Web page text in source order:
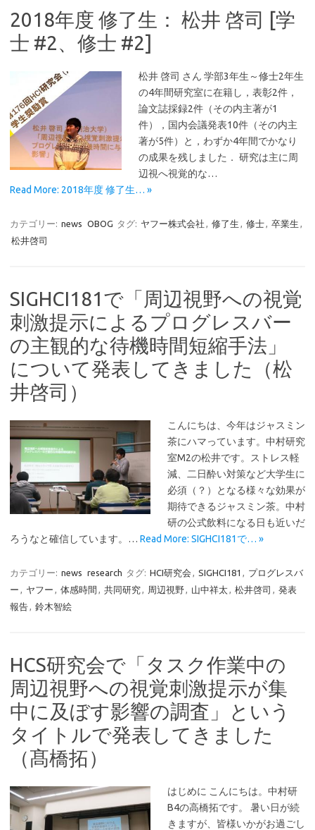
2018年度 修了生： 松井 啓司 [学
士 #2、修士 #2]
松井 啓司 さん 学部3年生～修士2年生
の4年間研究室に在籍し，表彰2件，
論文誌採録2件（その内主著が1
件），国内会議発表10件（その内主
著が5件）と，わずか4年間でかなり
の成果を残しました． 研究は主に周
辺視へ視覚的な…
Read More: 2018年度 修了生… »
カテゴリー: news OBOG タグ: ヤフー株式会社 , 修了生 , 修士, 卒業生 ,
松井啓司
SIGHCI181で「周辺視野への視覚
刺激提示によるプログレスバー
の主観的な待機時間短縮手法」
について発表してきました（松
井啓司）
こんにちは、今年はジャスミン
茶にハマっています。中村研究
室M2の松井です。ストレス軽
減、二日酔い対策など大学生に
必須（？）となる様々な効果が
期待できるジャスミン茶。中村
研の公式飲料になる日も近いだ
ろうなと確信しています。… Read More: SIGHCI181で… »
カテゴリー: news research タグ: HCI研究会 , SIGHCI181 , プログレスバ
ー , ヤフー , 体感時間 , 共同研究, 周辺視野, 山中祥太, 松井啓司 , 発表
報告, 鈴木智絵
HCS研究会で「タスク作業中の
周辺視野への視覚刺激提示が集
中に及ぼす影響の調査」という
タイトルで発表してきました
（髙橋拓）
はじめに こんにちは。中村研
B4の高橋拓です。 暑い日が続
きますが、皆様いかがお過ごし